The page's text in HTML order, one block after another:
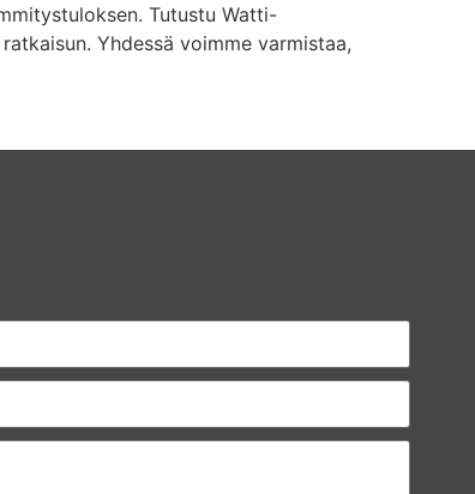
Tutustu Watti-
Yhdessä voimme varmistaa,